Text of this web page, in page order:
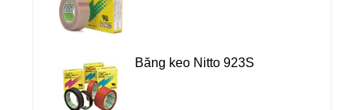
Băng keo Nitto 923S